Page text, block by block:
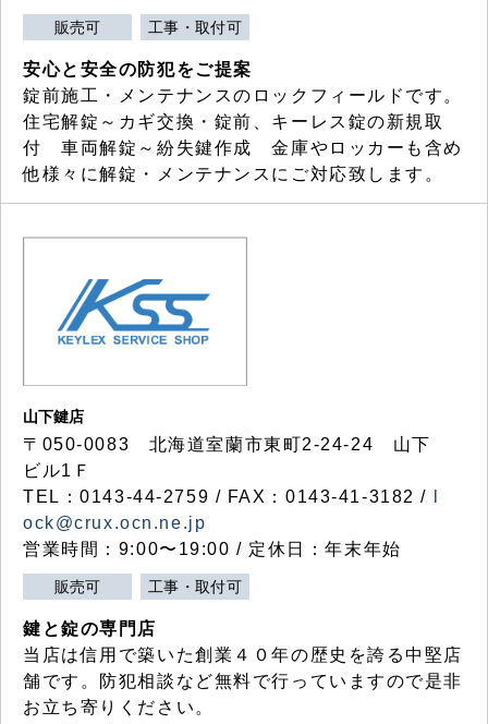
販売可 工事・取付可
安心と安全の防犯をご提案
錠前施工・メンテナンスのロックフィールドです。
住宅解錠～カギ交換・錠前、キーレス錠の新規取
付 車両解錠～紛失鍵作成 金庫やロッカーも含め
他様々に解錠・メンテナンスにご対応致します。
山下鍵店
〒050-0083 北海道室蘭市東町2-24-24 山下
ビル1Ｆ
TEL：0143-44-2759 / FAX：0143-41-3182 /
ock@crux.ocn.ne.jp
営業時間：9:00〜19:00 / 定休日：年末年始
販売可 工事・取付可
鍵と錠の専門店
当店は信用で築いた創業４０年の歴史を誇る中堅店
舗です。防犯相談など無料で行っていますので是非
お立ち寄りください。